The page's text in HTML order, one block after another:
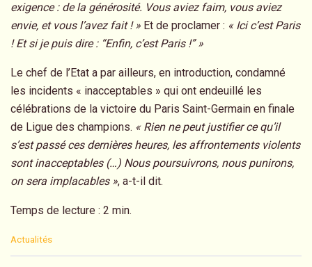
exigence : de la générosité. Vous aviez faim, vous aviez
envie, et vous l’avez fait ! » Et de proclamer : « Ici c’est Paris
! Et si je puis dire : “Enfin, c’est Paris !” »
Le chef de l’Etat a par ailleurs, en introduction, condamné
les incidents « inacceptables » qui ont endeuillé les
célébrations de la victoire du Paris Saint-Germain en finale
de Ligue des champions. « Rien ne peut justifier ce qu’il
s’est passé ces dernières heures, les affrontements violents
sont inacceptables (…) Nous poursuivrons, nous punirons,
on sera implacables », a-t-il dit.
Temps de lecture : 2 min.
C
Actualités